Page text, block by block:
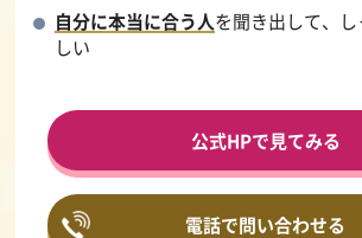
自分に本当に合う人を聞き出して、
しい
公式HPで見てみる
電話で問い合わせる